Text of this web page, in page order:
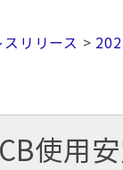
スリリース >
使用